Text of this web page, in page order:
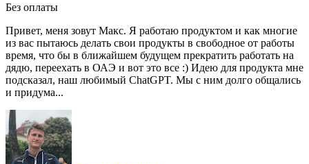
Без оплаты
Привет, меня зовут Макс. Я работаю продуктом и как многие
из вас пытаюсь делать свои продукты в свободное от работы
время, что бы в ближайшем будущем прекратить работать на
дядю, переехать в ОАЭ и вот это все :) Идею для продукта мне
подсказал, наш любимый ChatGPT. Мы с ним долго общались
и придума...